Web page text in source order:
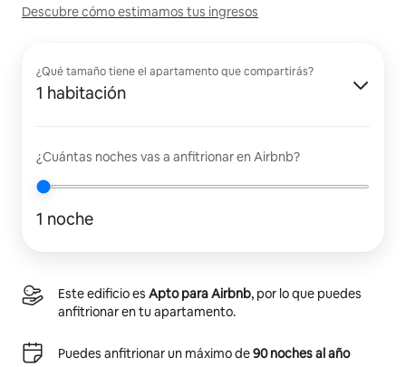
Descubre cómo estimamos tus ingresos
¿Qué tamaño tiene el apartamento que compartirás?
1 habitación
¿Cuántas noches vas a anfitrionar en Airbnb?
1 noche
Este edificio es Apto para Airbnb, por lo que puedes
anfitrionar en tu apartamento.
Puedes anfitrionar un máximo de90 noches al año